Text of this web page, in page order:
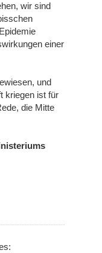
wir sind
einer
und
kriegen ist für
die Mitte